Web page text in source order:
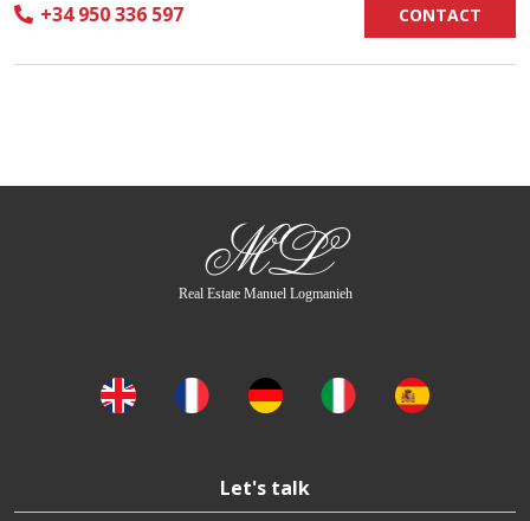
+34 950 336 597 CONTACT
ML
Real Estate Manuel Logmanieh
Let's talk